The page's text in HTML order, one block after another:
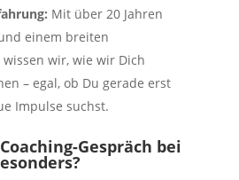
Mit über 20 Jahren
einem breiten
wir, wie wir Dich
– egal, ob Du gerade erst
Impulse suchst.
Gespräch bei